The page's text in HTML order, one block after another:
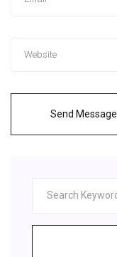
Send Message